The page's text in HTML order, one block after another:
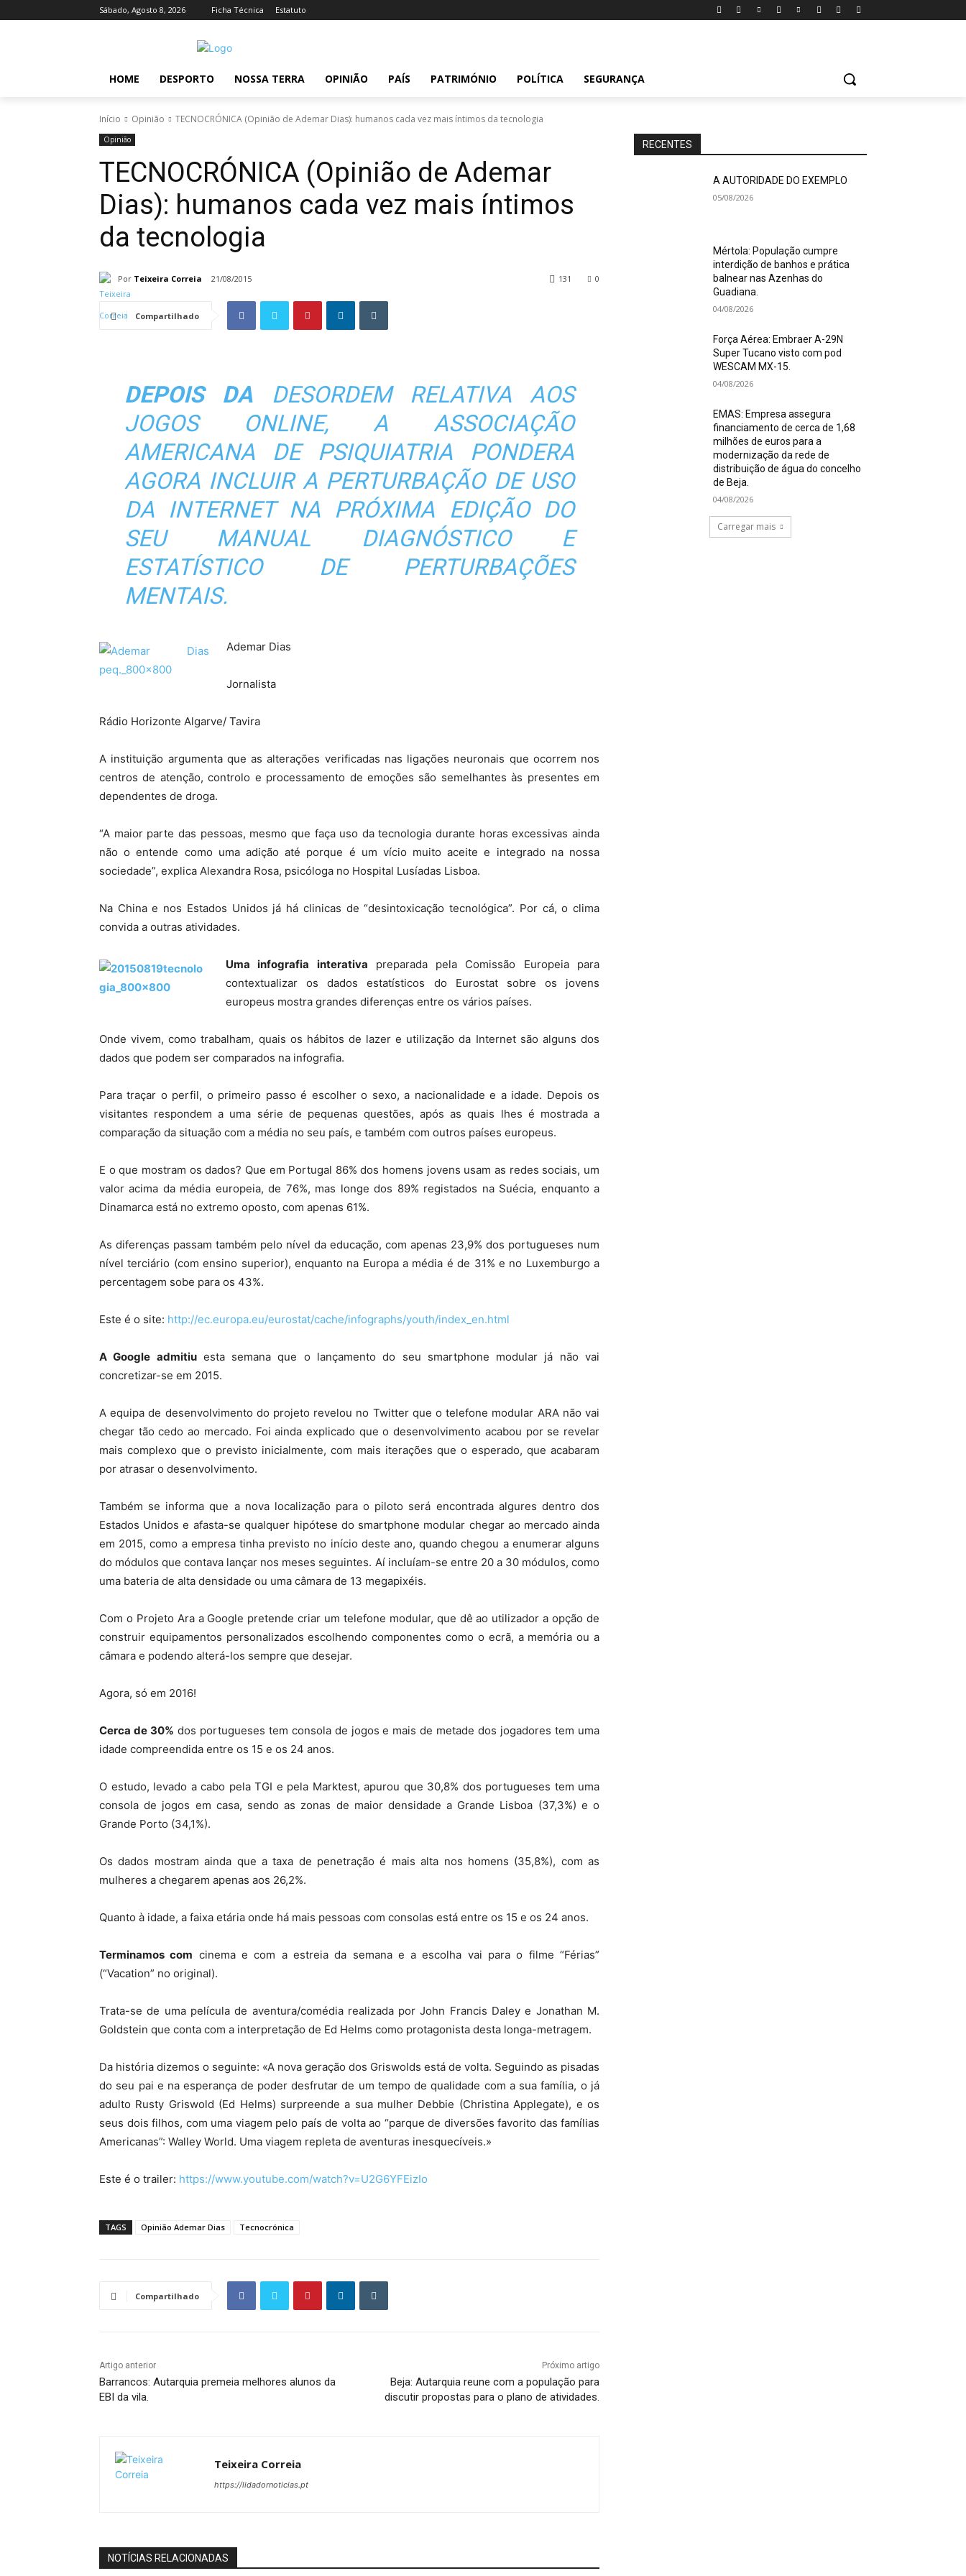
Sábado, Agosto 8, 2026 Ficha Técnica Estatuto
HOME DESPORTO NOSSA TERRA OPINIÃO PAÍS PATRIMÓNIO POLÍTICA SEGURANÇA
Início Opinião TECNOCRÓNICA (Opinião de Ademar Dias): humanos cada vez mais íntimos da tecnologia
Opinião
TECNOCRÓNICA (Opinião de Ademar
Dias): humanos cada vez mais íntimos
da tecnologia
Por Teixeira Correia 21/08/2015 0
131
Compartilhado
DEPOIS DA DESORDEM RELATIVA AOS
JOGOS ONLINE, A ASSOCIAÇÃO
AMERICANA DE PSIQUIATRIA PONDERA
AGORA INCLUIR A PERTURBAÇÃO DE USO
DA INTERNET NA PRÓXIMA EDIÇÃO DO
SEU MANUAL DIAGNÓSTICO E
ESTATÍSTICO DE PERTURBAÇÕES
MENTAIS.
Ademar Dias
Jornalista
Rádio Horizonte Algarve/ Tavira
A instituição argumenta que as alterações verificadas nas ligações neuronais que ocorrem nos
centros de atenção, controlo e processamento de emoções são semelhantes às presentes em
dependentes de droga.
“A maior parte das pessoas, mesmo que faça uso da tecnologia durante horas excessivas ainda
não o entende como uma adição até porque é um vício muito aceite e integrado na nossa
sociedade”, explica Alexandra Rosa, psicóloga no Hospital Lusíadas Lisboa.
Na China e nos Estados Unidos já há clinicas de “desintoxicação tecnológica”. Por cá, o clima
convida a outras atividades.
Uma infografia interativa preparada pela Comissão Europeia para
contextualizar os dados estatísticos do Eurostat sobre os jovens
europeus mostra grandes diferenças entre os vários países.
Onde vivem, como trabalham, quais os hábitos de lazer e utilização da Internet são alguns dos
dados que podem ser comparados na infografia.
Para traçar o perfil, o primeiro passo é escolher o sexo, a nacionalidade e a idade. Depois os
visitantes respondem a uma série de pequenas questões, após as quais lhes é mostrada a
comparação da situação com a média no seu país, e também com outros países europeus.
E o que mostram os dados? Que em Portugal 86% dos homens jovens usam as redes sociais, um
valor acima da média europeia, de 76%, mas longe dos 89% registados na Suécia, enquanto a
Dinamarca está no extremo oposto, com apenas 61%.
As diferenças passam também pelo nível da educação, com apenas 23,9% dos portugueses num
nível terciário (com ensino superior), enquanto na Europa a média é de 31% e no Luxemburgo a
percentagem sobe para os 43%.
Este é o site: http://ec.europa.eu/eurostat/cache/infographs/youth/index_en.html
A Google admitiuesta semana que o lançamento do seu smartphone modular já não vai
concretizar-se em 2015.
A equipa de desenvolvimento do projeto revelou no Twitter que o telefone modular ARA não vai
chegar tão cedo ao mercado. Foi ainda explicado que o desenvolvimento acabou por se revelar
mais complexo que o previsto inicialmente, com mais iterações que o esperado, que acabaram
por atrasar o desenvolvimento.
Também se informa que a nova localização para o piloto será encontrada algures dentro dos
Estados Unidos e afasta-se qualquer hipótese do smartphone modular chegar ao mercado ainda
em 2015, como a empresa tinha previsto no início deste ano, quando chegou a enumerar alguns
do módulos que contava lançar nos meses seguintes. Aí incluíam-se entre 20 a 30 módulos, como
uma bateria de alta densidade ou uma câmara de 13 megapixéis.
Com o Projeto Ara a Google pretende criar um telefone modular, que dê ao utilizador a opção de
construir equipamentos personalizados escolhendo componentes como o ecrã, a memória ou a
câmara e podendo alterá-los sempre que desejar.
Agora, só em 2016!
Cerca de 30% dos portugueses tem consola de jogos e mais de metade dos jogadores tem uma
idade compreendida entre os 15 e os 24 anos.
O estudo, levado a cabo pela TGI e pela Marktest, apurou que 30,8% dos portugueses tem uma
consola de jogos em casa, sendo as zonas de maior densidade a Grande Lisboa (37,3%) e o
Grande Porto (34,1%).
Os dados mostram ainda que a taxa de penetração é mais alta nos homens (35,8%), com as
mulheres a chegarem apenas aos 26,2%.
Quanto à idade, a faixa etária onde há mais pessoas com consolas está entre os 15 e os 24 anos.
Terminamos com cinema e com a estreia da semana e a escolha vai para o filme “Férias”
(“Vacation” no original).
Trata-se de uma película de aventura/comédia realizada por John Francis Daley e Jonathan M.
Goldstein que conta com a interpretação de Ed Helms como protagonista desta longa-metragem.
Da história dizemos o seguinte: «A nova geração dos Griswolds está de volta. Seguindo as pisadas
do seu pai e na esperança de poder desfrutar de um tempo de qualidade com a sua família, o já
adulto Rusty Griswold (Ed Helms) surpreende a sua mulher Debbie (Christina Applegate), e os
seus dois filhos, com uma viagem pelo país de volta ao “parque de diversões favorito das famílias
Americanas”: Walley World. Uma viagem repleta de aventuras inesquecíveis.»
Este é o trailer: https://www.youtube.com/watch?v=U2G6YFEizIo
TAGS Opinião Ademar Dias Tecnocrónica
Compartilhado
Artigo anterior
Barrancos: Autarquia premeia melhores alunos da
EBI da vila.
Próximo artigo
Beja: Autarquia reune com a população para
discutir propostas para o plano de atividades.
Teixeira Correia
https://lidadornoticias.pt
NOTÍCIAS RELACIONADAS
RECENTES
A AUTORIDADE DO EXEMPLO
05/08/2026
Mértola: População cumpre
interdição de banhos e prática
balnear nas Azenhas do
Guadiana.
04/08/2026
Força Aérea: Embraer A-29N
Super Tucano visto com pod
WESCAM MX-15.
04/08/2026
EMAS: Empresa assegura
financiamento de cerca de 1,68
milhões de euros para a
modernização da rede de
distribuição de água do concelho
de Beja.
04/08/2026
Carregar mais